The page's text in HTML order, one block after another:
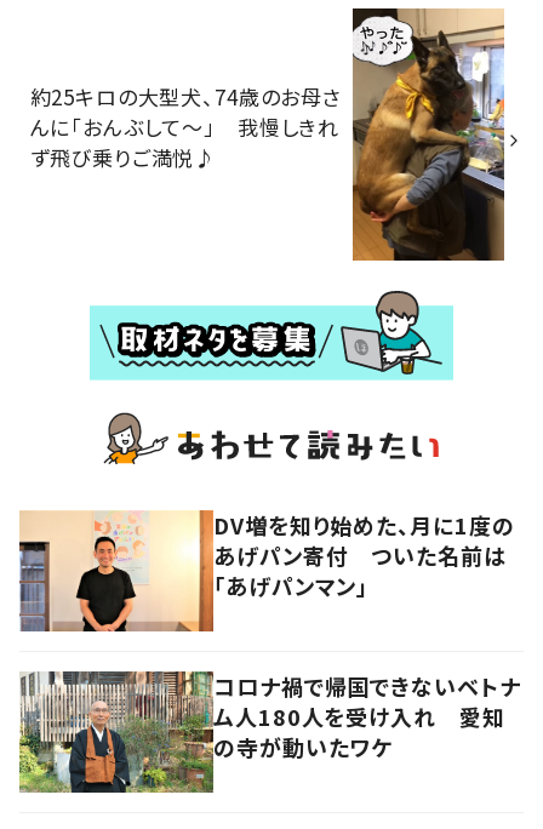
約25キロの大型犬、74歳のお母さ
んに「おんぶして～」 我慢しきれ
ず飛び乗りご満悦♪
DV増を知り始めた、月に1度の
あげパン寄付 ついた名前は
「あげパンマン」
コロナ禍で帰国できないベトナ
ム人180人を受け入れ 愛知
の寺が動いたワケ